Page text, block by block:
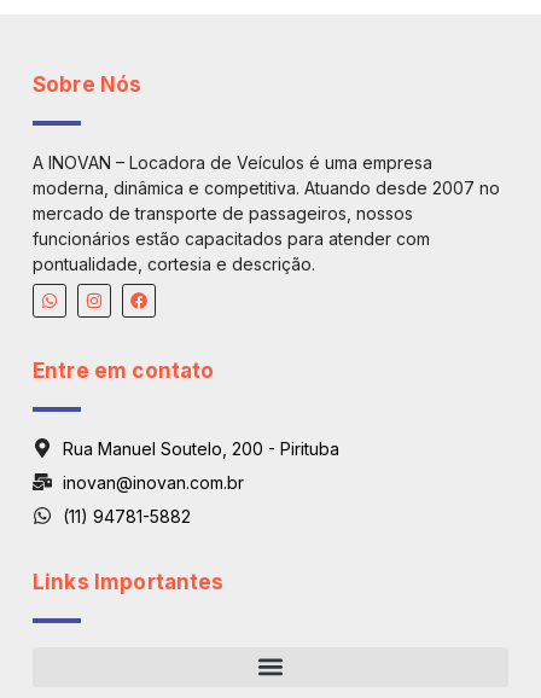
Sobre Nós
A INOVAN – Locadora de Veículos é uma empresa
moderna, dinâmica e competitiva. Atuando desde 2007 no
mercado de transporte de passageiros, nossos
funcionários estão capacitados para atender com
pontualidade, cortesia e descrição.
Entre em contato
Rua Manuel Soutelo, 200 - Pirituba
inovan@inovan.com.br
(11) 94781-5882
Links Importantes